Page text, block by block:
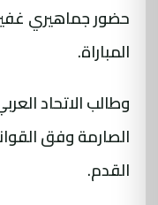
حضور جماهيري
المباراة.
وطالب الاتحاد
الصارمة وفق
القدم.